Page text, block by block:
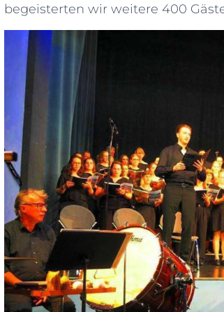
begeisterten wir weitere 400